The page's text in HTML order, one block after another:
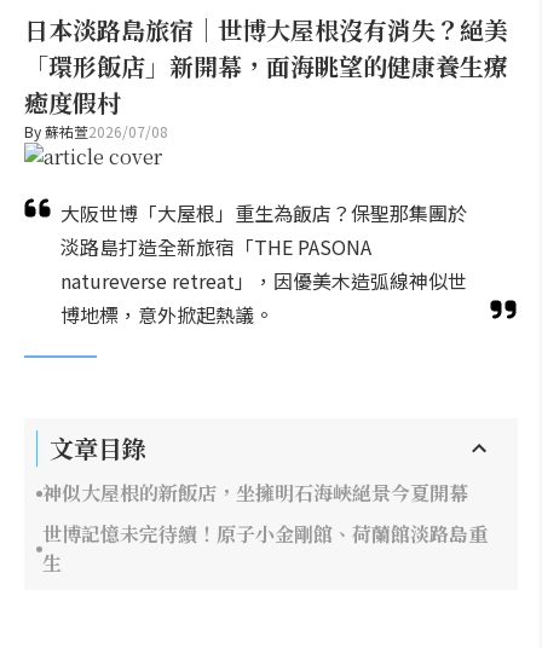
日本淡路島旅宿｜世博大屋根沒有消失？絕美
「環形飯店」新開幕，面海眺望的健康養生療
癒度假村
By蘇祐萱2026/07/08
大阪世博「大屋根」重生為飯店？保聖那集團於
淡路島打造全新旅宿「THE PASONA
natureverse retreat」，因優美木造弧線神似世
博地標，意外掀起熱議。
文章目錄
神似大屋根的新飯店，坐擁明石海峽絕景今夏開幕
世博記憶未完待續！原子小金剛館、荷蘭館淡路島重
生